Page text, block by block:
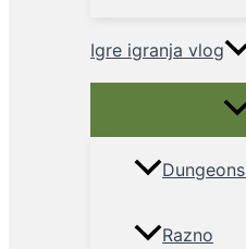
Igre igranja vlog
Razno